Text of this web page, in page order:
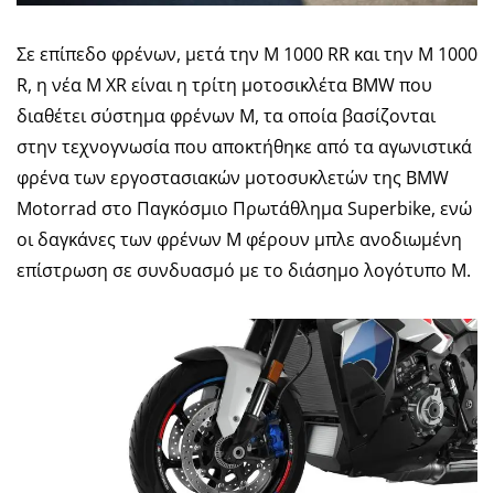
Σε επίπεδο φρένων, μετά την M 1000 RR και την M 1000
R, η νέα M XR είναι η τρίτη μοτοσικλέτα BMW που
διαθέτει σύστημα φρένων M, τα οποία βασίζονται
στην τεχνογνωσία που αποκτήθηκε από τα αγωνιστικά
φρένα των εργοστασιακών μοτοσυκλετών της BMW
Motorrad στο Παγκόσμιο Πρωτάθλημα Superbike, ενώ
οι δαγκάνες των φρένων M φέρουν μπλε ανοδιωμένη
επίστρωση σε συνδυασμό με το διάσημο λογότυπο M.